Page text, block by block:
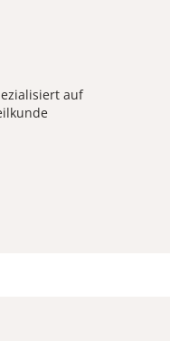
auf